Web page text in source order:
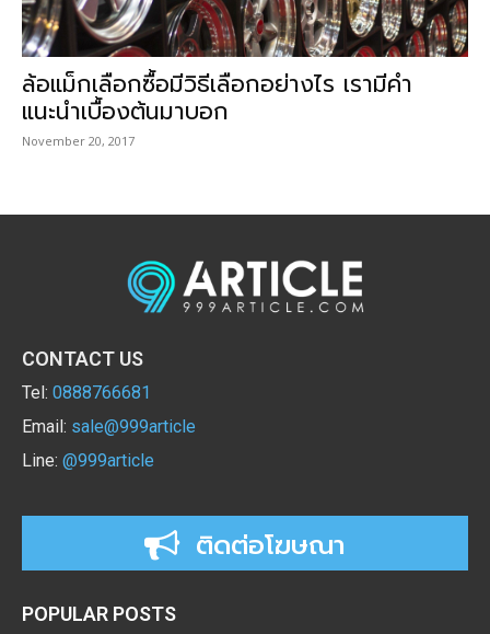
ล้อแม็กเลือกซื้อมีวิธีเลือกอย่างไร เรามีคำ
แนะนำเบื้องต้นมาบอก
November 20, 2017
CONTACT US
Tel: 0888766681
Email: sale@999article
Line: @999article
ติดต่อโฆษณา
POPULAR POSTS